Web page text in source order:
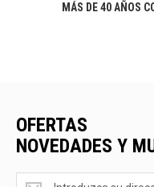
MÁS DE 40 AÑOS
OFERTAS
NOVEDADES Y
Ofertas